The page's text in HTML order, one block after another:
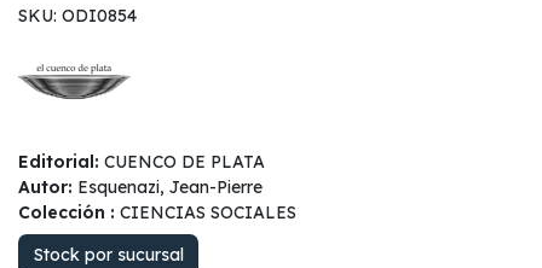
SKU: ODI0854
Editorial: CUENCO DE PLATA
Autor: Esquenazi, Jean-Pierre
Colección : CIENCIAS SOCIALES
Stock por sucursal